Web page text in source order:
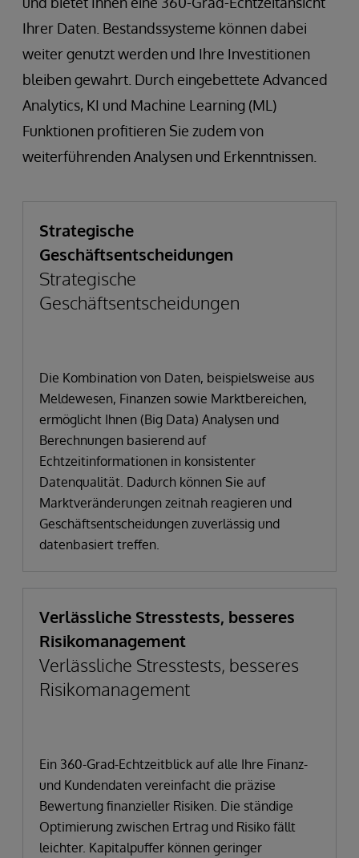
Ihrer Daten. Bestandssysteme können dabei
weiter genutzt werden und Ihre Investitionen
bleiben gewahrt. Durch eingebettete Advanced
Analytics, KI und Machine Learning (ML)
Funktionen profitieren Sie zudem von
weiterführenden Analysen und Erkenntnissen.
Strategische
Geschäftsentscheidungen
Strategische
Geschäftsentscheidungen
Die Kombination von Daten, beispielsweise aus
Meldewesen, Finanzen sowie Marktbereichen,
ermöglicht Ihnen (Big Data) Analysen und
Berechnungen basierend auf
Echtzeitinformationen in konsistenter
Datenqualität. Dadurch können Sie auf
Marktveränderungen zeitnah reagieren und
Geschäftsentscheidungen zuverlässig und
datenbasiert treffen.
Verlässliche Stresstests, besseres
Risikomanagement
Verlässliche Stresstests, besseres
Risikomanagement
Ein 360-Grad-Echtzeitblick auf alle Ihre Finanz-
und Kundendaten vereinfacht die präzise
Bewertung finanzieller Risiken. Die ständige
Optimierung zwischen Ertrag und Risiko fällt
leichter. Kapitalpuffer können geringer